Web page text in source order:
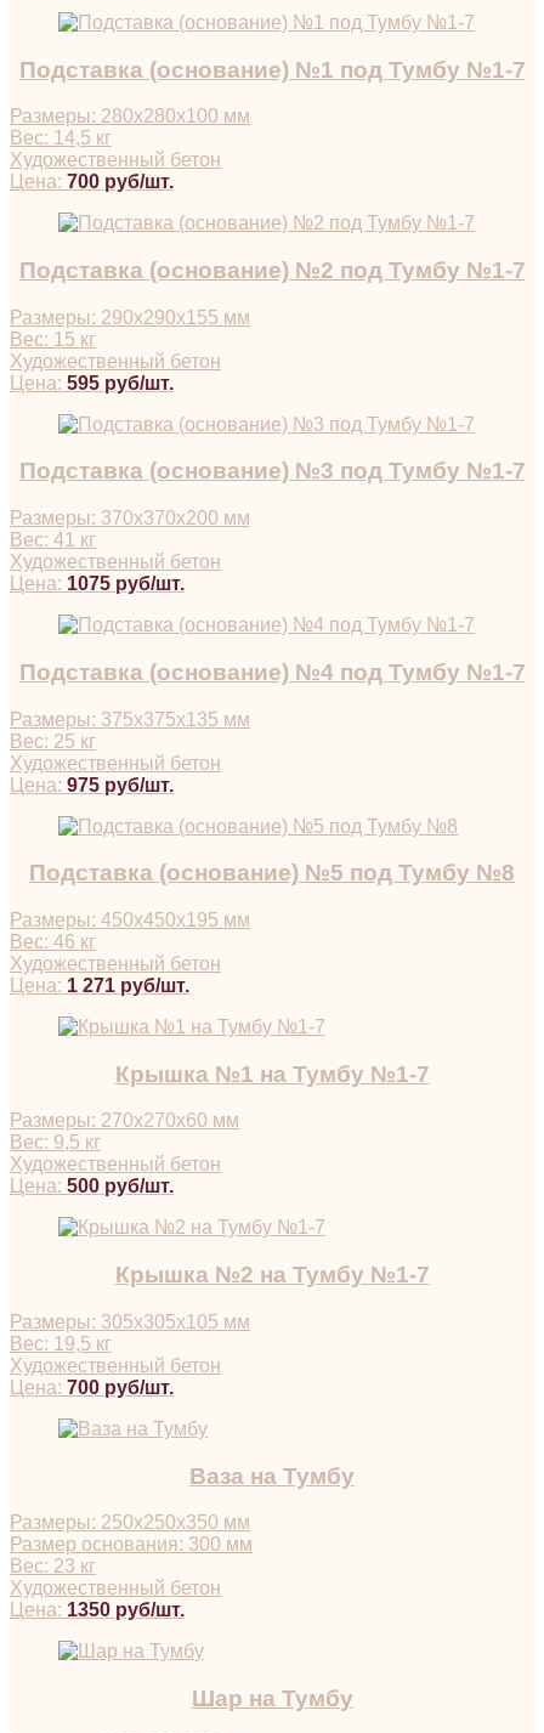
Подставка (основание) №1 под Тумбу №1-7
Размеры: 280х280х100 мм
Вес: 14,5 кг
Художественный бетон
Цена: 700 руб/шт.
Подставка (основание) №2 под Тумбу №1-7
Размеры: 290х290х155 мм
Вес: 15 кг
Художественный бетон
Цена: 595 руб/шт.
Подставка (основание) №3 под Тумбу №1-7
Размеры: 370х370х200 мм
Вес: 41 кг
Художественный бетон
Цена: 1075 руб/шт.
Подставка (основание) №4 под Тумбу №1-7
Размеры: 375х375х135 мм
Вес: 25 кг
Художественный бетон
Цена: 975 руб/шт.
Подставка (основание) №5 под Тумбу №8
Размеры: 450х450х195 мм
Вес: 46 кг
Художественный бетон
Цена: 1 271 руб/шт.
Крышка №1 на Тумбу №1-7
Размеры: 270х270х60 мм
Вес: 9,5 кг
Художественный бетон
Цена: 500 руб/шт.
Крышка №2 на Тумбу №1-7
Размеры: 305х305х105 мм
Вес: 19,5 кг
Художественный бетон
Цена: 700 руб/шт.
Ваза на Тумбу
Размеры: 250х250х350 мм
Размер основания: 300 мм
Вес: 23 кг
Художественный бетон
Цена: 1350 руб/шт.
Шар на Тумбу